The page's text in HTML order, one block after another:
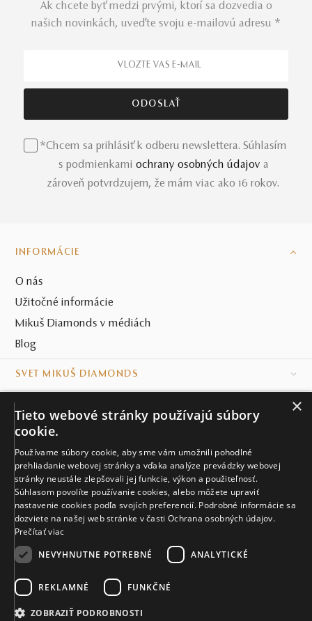
Ak chcete byť medzi prvými, ktorí sa dozvedia o
našich novinkách, uveďte svoju e-mailovú adresu *
*Chcem sa prihlásiť k odberu newslettera. Súhlasím
s podmienkami ochrany osobných údajov a
zároveň potvrdzujem, že mám viac ako 16 rokov.
INFORMÁCIE
O nás
Užitočné informácie
Mikuš Diamonds v médiách
Blog
SVET MIKUŠ DIAMONDS
KONTAKT
Naše klenotníctva
Sídlo spoločnosti
© MIKUŠ DIAMONDS, A.S. 2026. VŠETKY PRÁVA VYHRADENÉ.
×
Tieto webové stránky používajú súbory
cookie.
Používame súbory cookie, aby sme vám umožnili pohodlné
prehliadanie webovej stránky a vďaka analýze prevádzky webovej
stránky neustále zlepšovali jej funkcie, výkon a použiteľnosť.
Súhlasom povolíte používanie cookies, alebo môžete upraviť
nastavenie cookies podľa svojích preferencií. Podrobné informácie sa
dozviete na našej web stránke v časti Ochrana osobných údajov.
Prečítať viac
NEVYHNUTNE POTREBNÉ
ANALYTICKÉ
REKLAMNÉ FUNKČNÉ
ZOBRAZIŤ PODROBNOSTI